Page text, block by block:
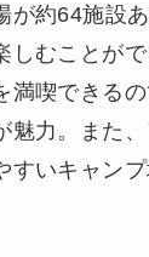
が約64施設
しむことが
満喫できる
魅力。また
すいキャン